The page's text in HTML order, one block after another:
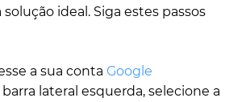
ideal. Siga estes passos
a sua conta Google
barra lateral esquerda, selecione a